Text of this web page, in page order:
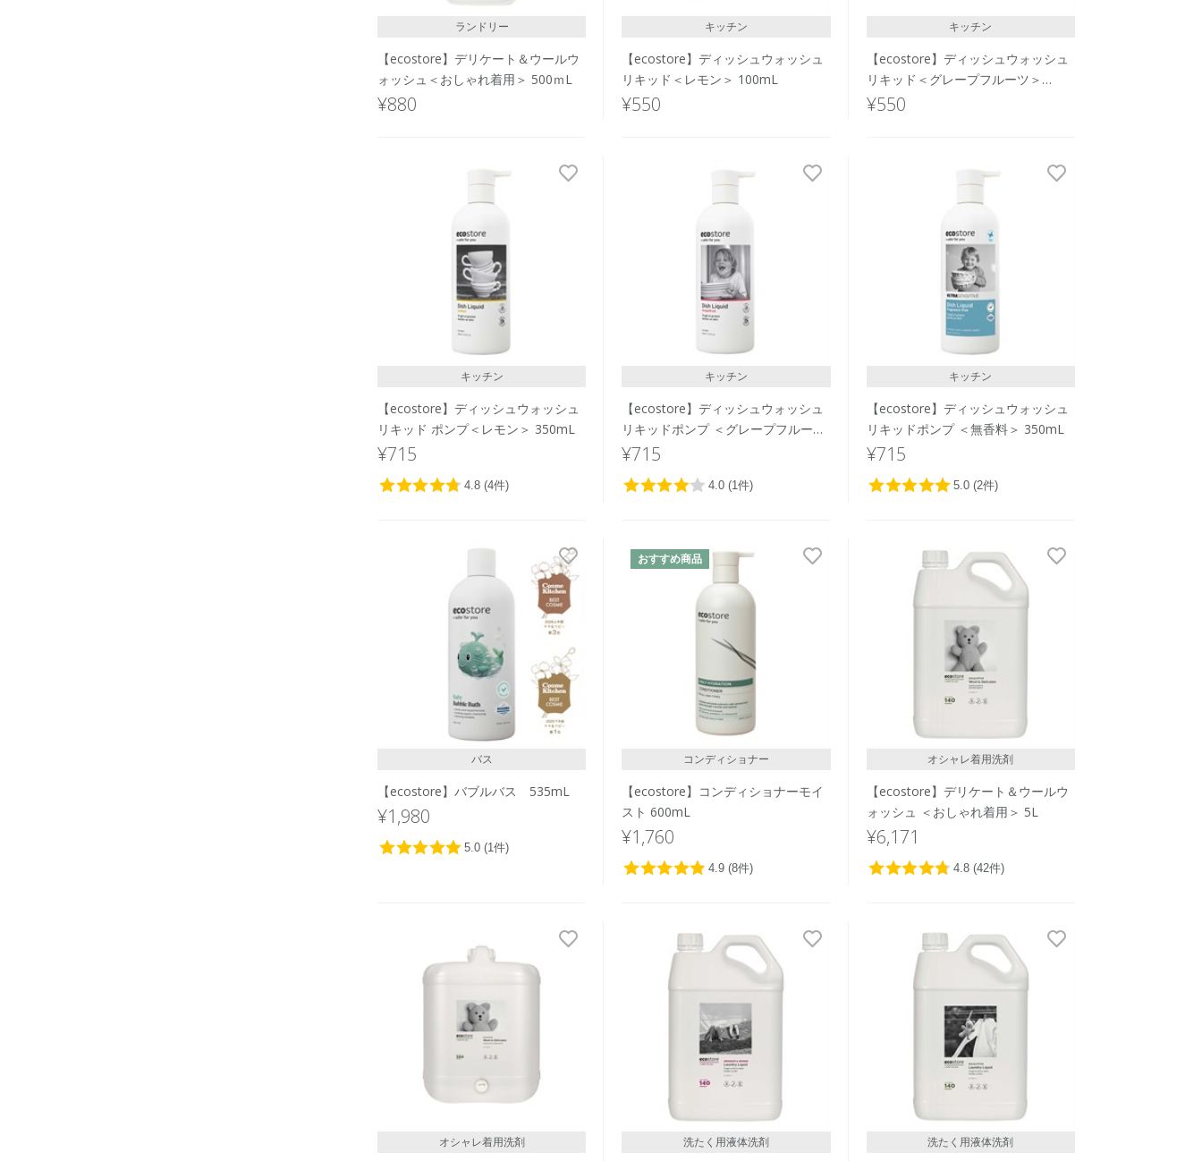
ランドリー
【ecostore】デリケート＆ウールウ
ォッシュ＜おしゃれ着用＞ 500ｍL
¥880
キッチン
【ecostore】ディッシュウォッシュ
リキッド＜レモン＞ 100mL
¥550
キッチン
【ecostore】ディッシュウォッシュ
リキッド＜グレープフルーツ＞
100mL
¥550
キッチン
【ecostore】ディッシュウォッシュ
リキッド ポンプ＜レモン＞ 350mL
¥715
キッチン
【ecostore】ディッシュウォッシュ
リキッドポンプ ＜グレープフルーツ
＞ 350mL
¥715
キッチン
【ecostore】ディッシュウォッシュ
リキッドポンプ ＜無香料＞ 350mL
¥715
バス
【ecostore】バブルバス 535mL
¥1,980
おすすめ商品
コンディショナー
【ecostore】コンディショナーモイ
スト 600mL
¥1,760
オシャレ着用洗剤
【ecostore】デリケート＆ウールウ
ォッシュ ＜おしゃれ着用＞ 5L
¥6,171
オシャレ着用洗剤 洗たく用液体洗剤 洗たく用液体洗剤